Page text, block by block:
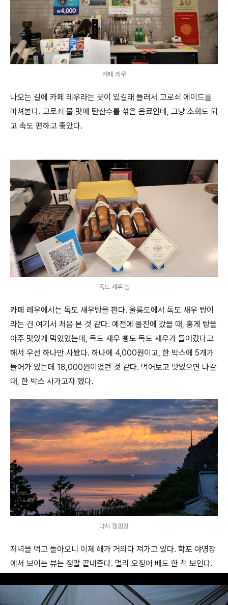
카페 레우
나오는 길에 카페 레우라는 곳이 있길래 들러서 고로쇠 에이드를
마셔본다. 고로쇠 물 맛에 탄산수를 섞은 음료인데, 그냥 소화도 되
고 속도 편하고 좋았다.
독도 새우 빵
카페 레우에서는 독도 새우빵을 판다. 울릉도에서 독도 새우 빵이
라는 건 여기서 처음 본 것 같다. 예전에 울진에 갔을 때, 홍게 빵을
아주 맛있게 먹었었는데, 독도 새우 빵도 독도 새우가 들어갔다고
해서 우선 하나만 사봤다. 하나에 4,000원이고, 한 박스에 5개가
들어가 있는데 18,000원이었던 것 같다. 먹어보고 맛있으면 나갈
때, 한 박스 사가고자 했다.
다시 캠핑장
저녁을 먹고 돌아오니 이제 해가 거의다 져가고 있다. 학포 야영장
에서 보이는 뷰는 정말 끝내준다. 멀리 오징어 배도 한 척 보인다.